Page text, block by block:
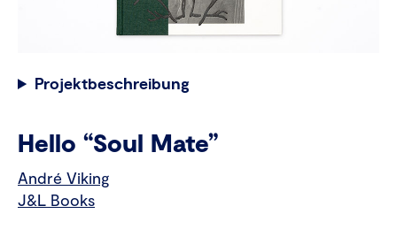
Projektbeschreibung
Hello “Soul Mate”
André Viking
J&L Books